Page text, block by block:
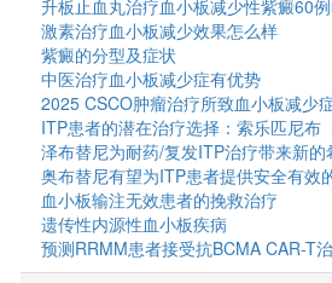
升板止血丸治疗血小板减少性紫癜60
激素治疗血小板减少效果怎么样
紫癜的分型及症状
中医治疗血小板减少症有优势
2025 CSCO肿瘤治疗所致血小板减少
ITP患者的潜在治疗选择：索乐匹尼布
泽布替尼为耐药/复发ITP治疗带来新的
奥布替尼有望为ITP患者提供安全有效
血小板输注无效患者的挽救治疗
遗传性内源性血小板疾病
预测RRMM患者接受抗BCMA CAR-T